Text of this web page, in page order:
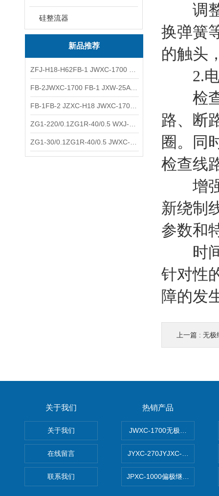
硅整流器
新品推荐
调整
换弹簧
的触头
2.电
检查
路、断
圈。同
检查线
增强
新绕制
参数和
时间
针对性
障的发
上一篇 : 无极
关于我们
关于我们
在线留言
联系我们
热销产品
JWXC-1700无极继电器
JYXC-270JYJXC-135/220
JPXC-1000偏极继电器 南铁